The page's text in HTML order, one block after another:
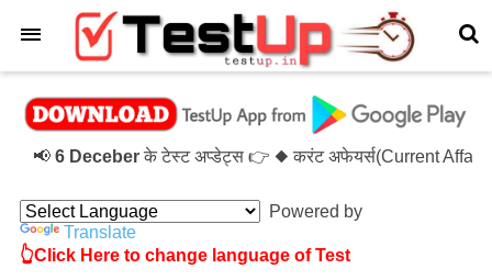
6 Deceberके टेस्ट अप्डेट्स 👉 ◆ करंट अफेयर्स(Current Affairs)-
Powered by
Translate
👆Click Here to change language of Test